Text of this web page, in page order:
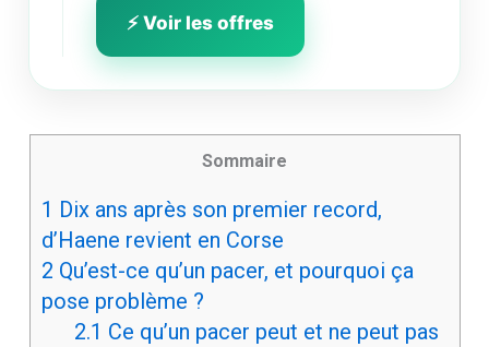
⚡ Voir les offres
Sommaire
1 Dix ans après son premier record,
d’Haene revient en Corse
2 Qu’est-ce qu’un pacer, et pourquoi ça
pose problème ?
2.1 Ce qu’un pacer peut et ne peut pas